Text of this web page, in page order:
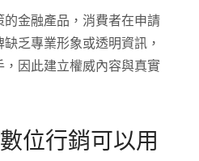
金融產品，消費者在申請
乏專業形象或透明資訊，
因此建立權威內容與真實
位行銷可以用